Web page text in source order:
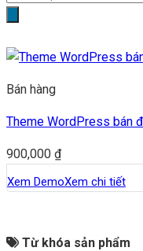
phẩm
Bán hàng
Theme WordPress bán
900,000 ₫
Xem DemoXem chi tiết
Từ khóa sản phẩm